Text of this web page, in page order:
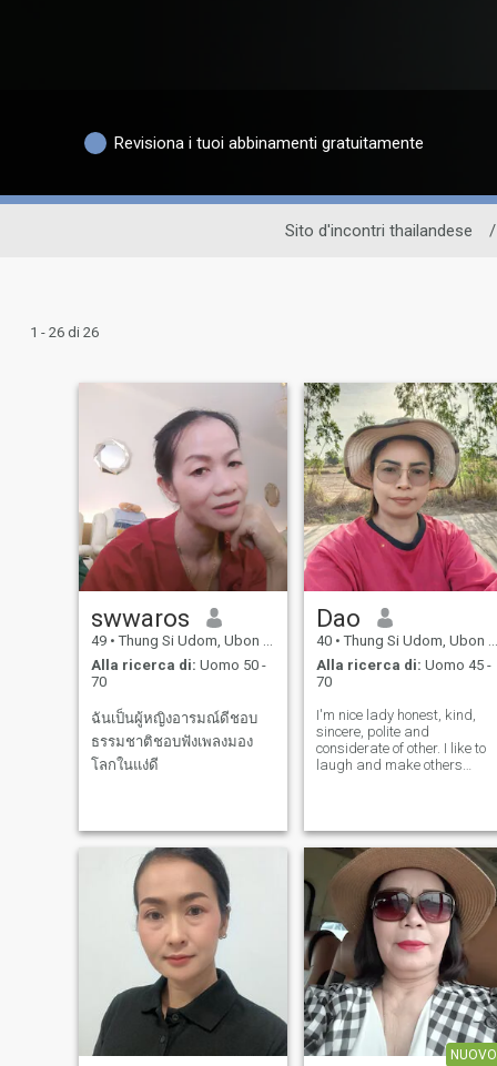
Revisiona i tuoi abbinamenti gratuitamente
Sito d'incontri thailandese /
1 - 26 di 26
swwaros
49 • Thung Si Udom, Ubon Ratchathani, Thailandia
Alla ricerca di: Uomo 50 -
70
ฉันเป็นผู้หญิงอารมณ์ดีชอบ
ธรรมชาติชอบฟังเพลงมอง
โลกในแง่ดี
Dao
40 • Thung Si Udom, Ubon Ratchathani, Thailandia
Alla ricerca di: Uomo 45 -
70
I'm nice lady honest, kind,
sincere, polite and
considerate of other. I like to
laugh and make others
NUOVO